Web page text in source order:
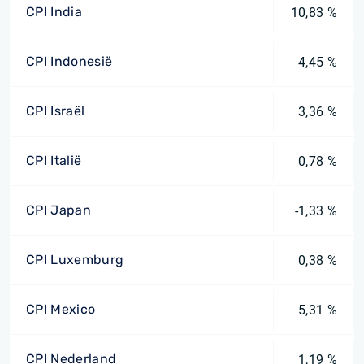
CPI India 10,83 %
CPI Indonesië 4,45 %
CPI Israël 3,36 %
CPI Italië 0,78 %
CPI Japan -1,33 %
CPI Luxemburg 0,38 %
CPI Mexico 5,31 %
CPI Nederland 1,19 %